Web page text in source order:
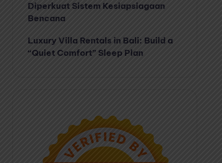
Diperkuat Sistem Kesiapsiagaan
Bencana
Luxury Villa Rentals in Bali: Build a
“Quiet Comfort” Sleep Plan